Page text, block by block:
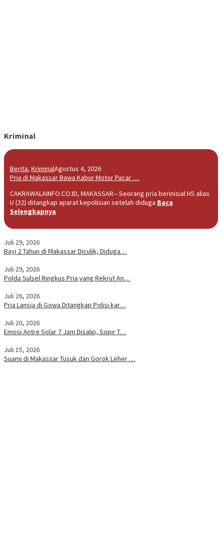
Kriminal
Berita, KriminalAgustus 4, 2026
Pria di Makassar Bawa Kabur Motor Pacar …
CAKRAWALAINFO.CO.ID, MAKASSAR-- Seorang pria berinisial HS alias
U (32) ditangkap aparat kepolisian setelah diduga Baca
Selengkapnya
Juli 29, 2026
Bayi 2 Tahun di Makassar Diculik, Diduga…
Juli 29, 2026
Polda Sulsel Ringkus Pria yang Rekrut An…
Juli 26, 2026
Pria Lansia di Gowa Ditangkap Polisi kar…
Juli 20, 2026
Emosi Antre Solar 7 Jam Disalip, Sopir T…
Juli 15, 2026
Suami di Makassar Tusuk dan Gorok Leher …